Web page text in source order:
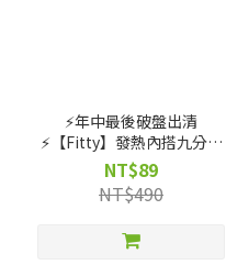
⚡️年中最後破盤出清
⚡️【Fitty】發熱內搭九分褲
（剩 花紗灰 XS~S 號）
NT$89
NT$490